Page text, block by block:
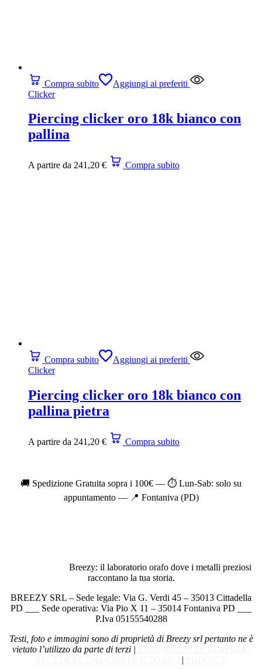
Compra subito
Aggiungi ai preferiti
Clicker
Piercing clicker oro 18k bianco con
pallina
A partire da 241,20 € Compra subito
Compra subito
Aggiungi ai preferiti
Clicker
Piercing clicker oro 18k bianco con
pallina pietra
A partire da 241,20 € Compra subito
🚚 Spedizione Gratuita sopra i 100€ — ⏱️ Lun-Sab: solo su
appuntamento — 📍 Fontaniva (PD)
Breezy: il laboratorio orafo dove i metalli preziosi
raccontano la tua storia.
BREEZY SRL – Sede legale: Via G. Verdi 45 – 35013 Cittadella
PD ___ Sede operativa: Via Pio X 11 – 35014 Fontaniva PD ___
P.Iva 05155540288
Testi, foto e immagini sono di proprietà di Breezy srl pertanto ne è
vietato l’utilizzo da parte di terzi |
|